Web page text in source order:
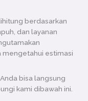
berdasarkan
dan layanan
mengetahui estimasi
bisa langsung
kami dibawah ini.